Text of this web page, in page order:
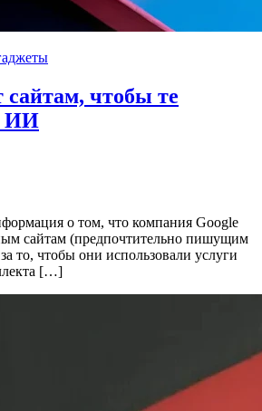
сайтам, чтобы те
ИИ
о том, что компания Google
сайтам (предпочтительно пишущим
то, чтобы они использовали услуги
[…]